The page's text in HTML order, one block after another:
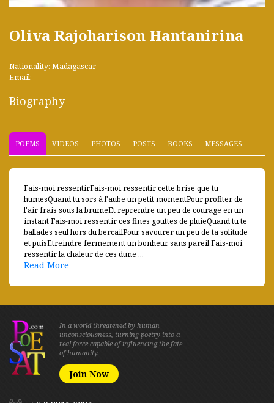
Oliva Rajoharison Hantanirina
Nationality: Madagascar
Email:
Biography
POEMS VIDEOS PHOTOS POSTS BOOKS MESSAGES
Fais-moi ressentirFais-moi ressentir cette brise que tu
humesQuand tu sors à l'aube un petit momentPour profiter de
l'air frais sous la brumeEt reprendre un peu de courage en un
instant Fais-moi ressentir ces fines gouttes de pluieQuand tu te
ballades seul hors du bercailPour savourer un peu de ta solitude
et puisEtreindre fermement un bonheur sans pareil Fais-moi
ressentir la chaleur de ces dune ...
Read More
In a world threatened by human
unconsciousness, turning poetry into a
real force capable of influencing the fate
of humanity.
Join Now